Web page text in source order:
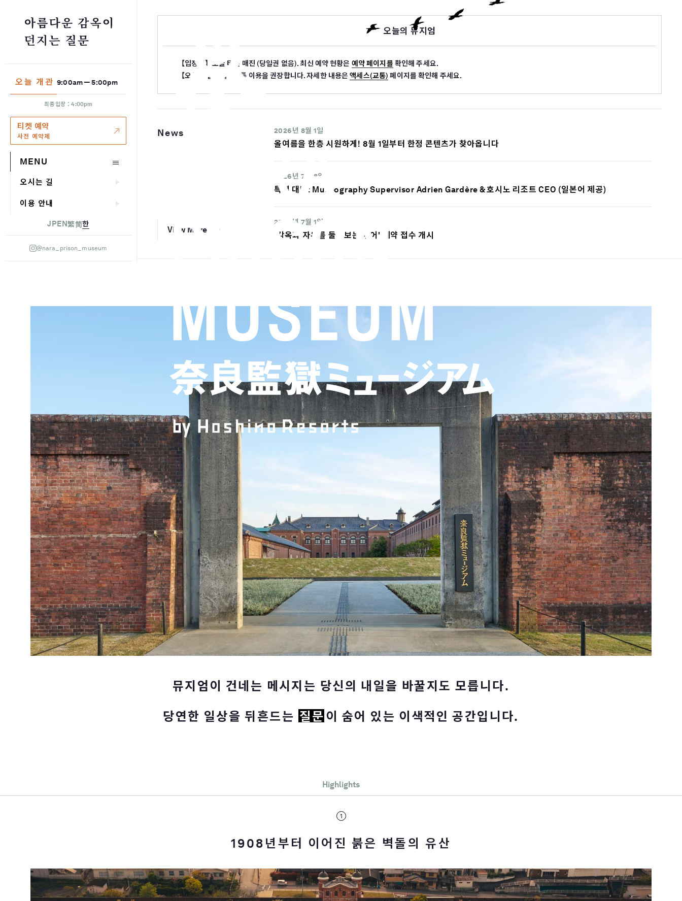
오늘 개관 9:00am — 5:00pm
최종 입장：4:00pm
티켓 예약
사전 예약제
MENU
오시는 길
이용 안내
JP EN繁简한
@nara_prison_museum
오늘의 뮤지엄
【입장권】오늘 티켓 매진 (당일권 없음). 최신 예약 현황은 예약 페이지를 확인해 주세요.
【오시는 길】대중교통 이용을 권장합니다. 자세한 내용은액세스(교통) 페이지를 확인해 주세요.
News
View More
2026년 8월 1일
올여름을 한층 시원하게! 8월 1일부터 한정 콘텐츠가 찾아옵니다
2026년 7월 8일
특별 대담: Museography Supervisor Adrien Gardère & 호시노 리조트 CEO (일본어 제공)
2026년 7월 1일
'감옥과 자유를 둘러보는 투어' 예약 접수 개시
뮤지엄이 건네는 메시지는 당신의 내일을 바꿀지도 모릅니다.
당연한 일상을 뒤흔드는 질문 이 숨어 있는 이색적인 공간입니다.
Highlights
1908년부터 이어진 붉은 벽돌의 유산